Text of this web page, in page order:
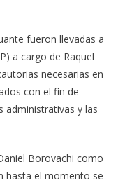
fueron llevadas a
a cargo de Raquel
necesarias en
con el fin de
administrativas y las
Borovachi como
hasta el momento se